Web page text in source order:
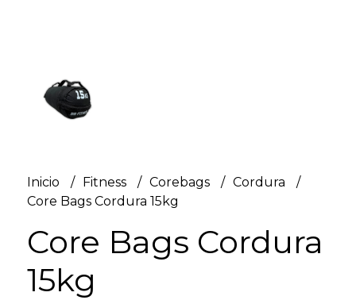
Inicio Fitness Corebags
Cordura
Core Bags Cordura 15kg
Core Bags Cordura
15kg